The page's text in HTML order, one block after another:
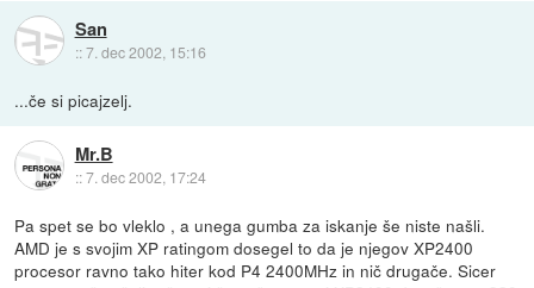
San
::7. dec 2002, 15:16
...če si picajzelj.
Mr.B
::7. dec 2002, 17:24
Pa spet se bo vleklo , a unega gumba za iskanje še niste našli.
AMD je s svojim XP ratingom dosegel to da je njegov XP2400
procesor ravno tako hiter kod P4 2400MHz in nič drugače. Sicer